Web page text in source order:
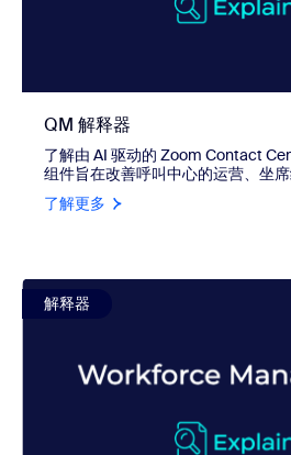
QM 解释器
了解由 AI 驱动的 Zoom Contact
组件旨在改善呼叫中心的运营、坐席
了解更多
view WFM 解释器
解释器